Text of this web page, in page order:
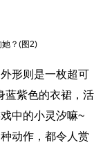
形则是一枚超可
蓝紫色的衣裙，活
中的小灵汐嘛~
动作，都令人赏